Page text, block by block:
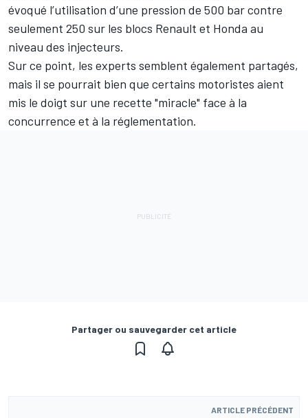
évoqué l’utilisation d’une pression de 500 bar contre
seulement 250 sur les blocs Renault et Honda au
niveau des injecteurs.
Sur ce point, les experts semblent également partagés,
mais il se pourrait bien que certains motoristes aient
mis le doigt sur une recette "miracle" face à la
concurrence et à la réglementation.
Partager ou sauvegarder cet article
ARTICLE PRÉCÉDENT